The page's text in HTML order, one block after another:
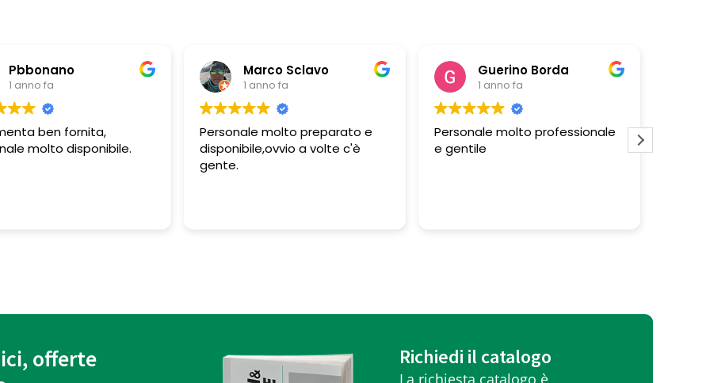
Pbbonano
1 anno fa
ben fornita,
molto disponibile.
Marco Sclavo
1 anno fa
Personale molto preparato e
disponibile,ovvio a volte c'è
gente.
Guerino Borda
1 anno fa
Personale molto professionale
e gentile
offerte
Richiedi il catalogo